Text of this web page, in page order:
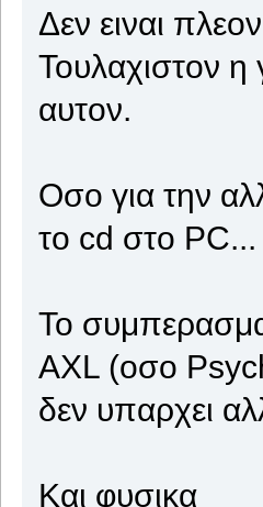
Δεν ειναι
Τουλαχιστον η
αυτον.
Οσο για την
το cd στο PC...
Το
ΑΧL (οσο
δεν υπαρχει
Και φυσικα